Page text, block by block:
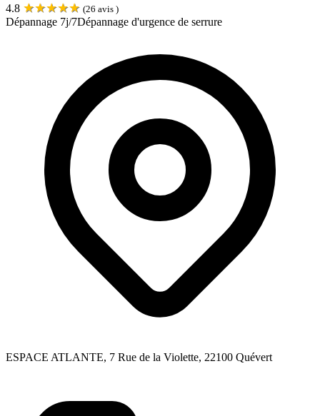
4.8 ★★★★★ (26 avis )
Dépannage 7j/7Dépannage d'urgence de serrure
ESPACE ATLANTE, 7 Rue de la Violette, 22100 Quévert